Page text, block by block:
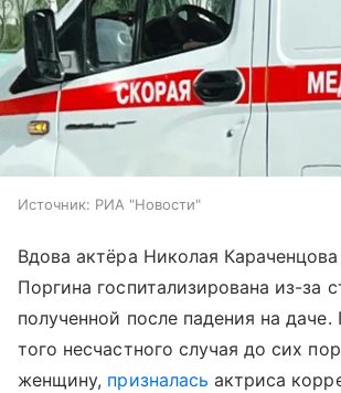
Источник: РИА "Новости"
Вдова актёра Николая
Поргина госпитализирована из-за
полученной после падения на даче.
того несчастного случая до сих
женщину, призналась актриса